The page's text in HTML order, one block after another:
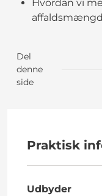
Hvordan vi
Del
denne
side
Praktisk
Udbyder